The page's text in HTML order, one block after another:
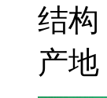
结构
产